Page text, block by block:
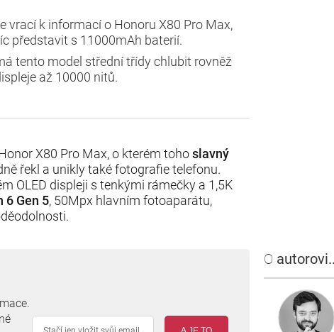
vrací k informací o Honoru X80 Pro Max,
představit s 11000mAh baterií.
tento model střední třídy chlubit rovněž
až 10000 nitů.
X80 Pro Max, o kterém tohoslavný
řekl a unikly také fotografie telefonu.
OLED displeji s tenkými rámečky a 1,5K
6 Gen 5, 50Mpx hlavním fotoaparátu,
O